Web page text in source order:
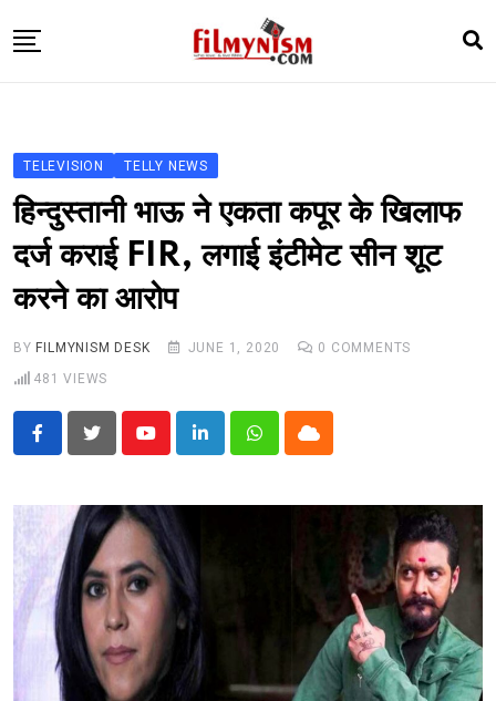
to
TELEVISION
BHOJPURI
NEWS ABTAK
STARRY SIDES
MORE
TELEVISION TELLY NEWS
हिन्दुस्तानी भाऊ ने एकता कपूर के खिलाफ
दर्ज कराई FIR, लगाई इंटीमेट सीन शूट
करने का आरोप
BY FILMYNISM DESK JUNE 1, 2020 0 COMMENTS
481 VIEWS
YoutubeLinkedInWhatsappCloud